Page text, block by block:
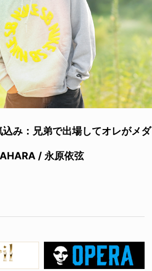
み：兄弟で出場してオレがメダ
/ 永原依弦